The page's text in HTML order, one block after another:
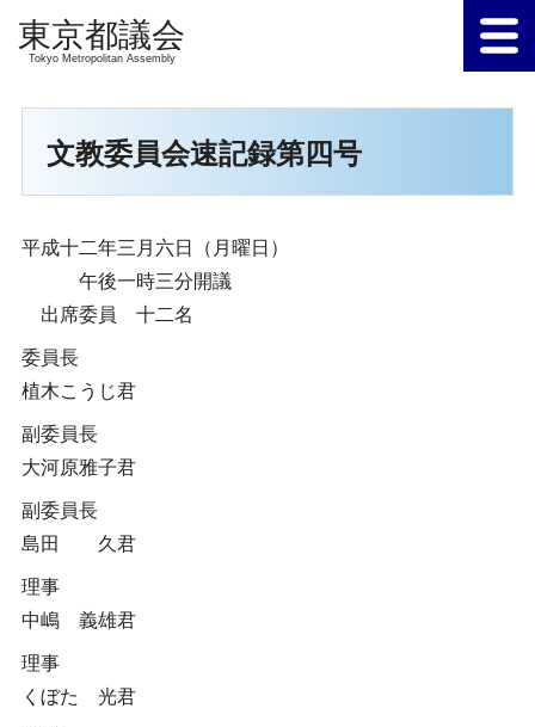
Tokyo Metropolitan Assembly
文教委員会速記録第四号
平成十二年三月六日（月曜日）
午後一時三分開議
出席委員 十二名
委員長
植木こうじ君
副委員長
大河原雅子君
副委員長
島田 久君
理事
中嶋 義雄君
理事
くぼた 光君